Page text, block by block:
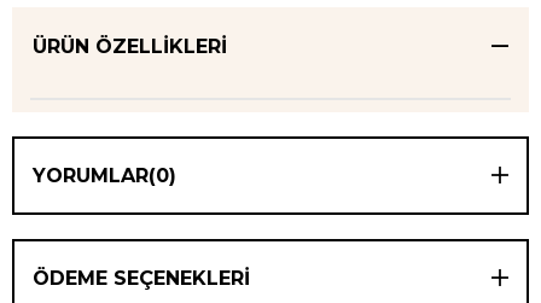
ÜRÜN ÖZELLIKLERI
YORUMLAR(0)
ÖDEME SEÇENEKLERI